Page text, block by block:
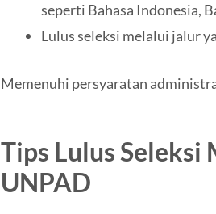
seperti Bahasa Indonesia,
Lulus seleksi melalui jalur
Memenuhi persyaratan
Tips Lulus Seleksi
UNPAD